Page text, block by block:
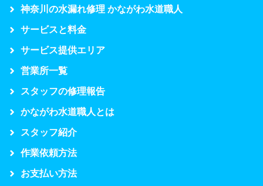
神奈川の水漏れ修理 かながわ水道職人
サービスと料金
サービス提供エリア
営業所一覧
スタッフの修理報告
かながわ水道職人とは
スタッフ紹介
作業依頼方法
お支払い方法